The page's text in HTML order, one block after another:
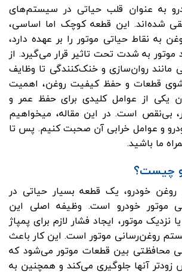
به عنوان قلب حیاتی در سیستم‌های
شده‌اند. این قطعه کوچک اما اساسی،
به نقاط حیاتی موتور را بر عهده دارد،
موتور به شدت تحت تاثیر قرار می‌گیرد. از
مانند روان‌سازی و خنک‌کنندگی تا وظایف
قطعات و حفظ کیفیت روغن، اهمیت
یکی از عوامل کلیدی برای حفظ عمر و
بی‌نقص است. در این مقاله، میخواهیم
و عوامل خرابی آن صحبت کنیم. پس تا
ما باشید.
چیست؟
خودرو، یک قطعه بسیار حیاتی در
موتور خودرو است. وظیفه اصلی این
نزدیک موتور، ایجاد فشار لازم برای پمپاژ
روغن‌رسانی موتور است. این کار باعث
محافظتی بین قطعات موتور می‌شود که
آنها جلوگیری می‌کند و همچنین به